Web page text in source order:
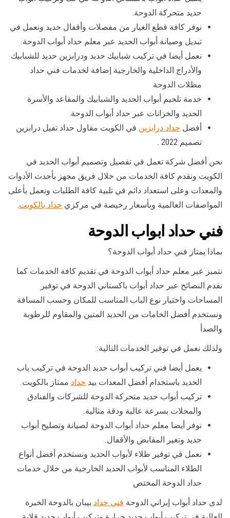
حديد متحركة الدوحة.
نوفر كافة قطع الغيار من مفصلات وأقفال حديد ونعمل في
تبديل وصيانة أبواب الحديد عبر معلم حداد أبواب الدوحة.
نعمل أيضا في تركيب شبابيك حديد ودرابزين حديد للشبابيك
والأدراج الداخلية والخارجية إضافة لخدمات فني حداد
مظلات الدوحة
خدمة تلحيم أبواب الحديد والشبابيك والمقاعد والأسرة
الحديد والخزانات عبر حداد أبواب الدوحة.
أفضل حداد درابزين في الكويت مقاول حداد تفيل درابزين
تصميم 2022 .
نحن أفضل شركة تعمل في تفصيل وتصميم أبواب الحديد في
الكويت ونقدم كافة الخدمات من خلال فريق مجهز بأحدث الأدوات
والمعدات وعلى استعداد دائم في تلبية كافة الطلبات ونعمل بأعلى
المواصفات العالمية وبأسعار رخيصة في مركزي حداد بالكويت.
فني حداد ابواب الدوحة
بماذا يمتاز فني حداد أبواب الدوحة؟
نتميز عبر معلم حداد أبواب الدوحة في تقديم كافة الخدمات كما
نقدم النصائح عبر حداد أبواب باكستاني الدوحة في توفير
المساحات واختيار نوع الباب المناسب للمكان وحسب المسافة
ونستخدم أفضل الخامات من الحديد المتين والمقاوم للرطوبة
والصدأ
ولذلك نعمل في توفير الخدمات التالية:
يعمل أيضا فني تركيب أبواب حديد الدوحة في تركيب باب
الحديد باستخدام أفضل المعدات بيد حداد ممتاز بالكويت.
تركيب أبواب حديد متحركة الدوحة للشركات والفنادق
والمحلات بسرعة عالية ودقة مثالية.
نوفر أيضا معلم حداد أبواب الدوحة لصيانة وتصليح أبواب
حديد وتغير المقابض والأقفال.
نعمل في توفير طلاء لأبواب الحديد ونستخدم أفضل أنواع
الطلاء المناسب لأبواب الحديد الخارجية من خلال خدمات
حداد الدوحة المختص
لدى حداد أبواب إيراني الدوحة فني حداد بيبان بالدوحة الخبرة